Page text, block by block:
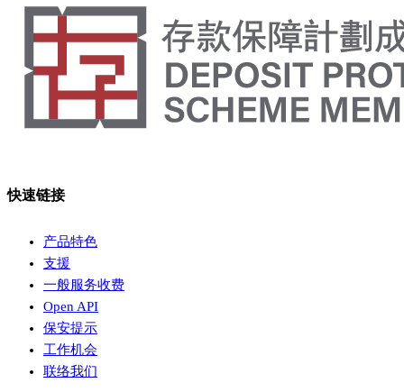
快速链接
产品特色
支援
一般服务收费
Open API
保安提示
工作机会
联络我们